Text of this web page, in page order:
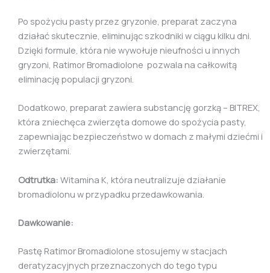
Po spożyciu pasty przez gryzonie, preparat zaczyna
działać skutecznie, eliminując szkodniki w ciągu kilku dni.
Dzięki formule, która nie wywołuje nieufności u innych
gryzoni, Ratimor Bromadiolone pozwala na całkowitą
eliminację populacji gryzoni.
Dodatkowo, preparat zawiera substancję gorzką – BITREX,
która zniechęca zwierzęta domowe do spożycia pasty,
zapewniając bezpieczeństwo w domach z małymi dziećmi i
zwierzętami.
Odtrutka: Witamina K, która neutralizuje działanie
bromadiolonu w przypadku przedawkowania.
Dawkowanie:
Pastę Ratimor Bromadiolone stosujemy w stacjach
deratyzacyjnych przeznaczonych do tego typu